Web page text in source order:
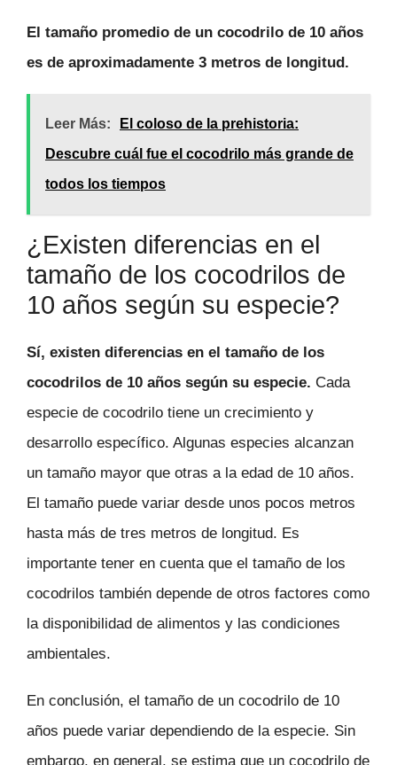
El tamaño promedio de un cocodrilo de 10 años
es de aproximadamente 3 metros de longitud.
Leer Más:
El coloso de la prehistoria:
Descubre cuál fue el cocodrilo más grande de
todos los tiempos
¿Existen diferencias en el
tamaño de los cocodrilos de
10 años según su especie?
Sí, existen diferencias en el tamaño de los
cocodrilos de 10 años según su especie. Cada
especie de cocodrilo tiene un crecimiento y
desarrollo específico. Algunas especies alcanzan
un tamaño mayor que otras a la edad de 10 años.
El tamaño puede variar desde unos pocos metros
hasta más de tres metros de longitud. Es
importante tener en cuenta que el tamaño de los
cocodrilos también depende de otros factores como
la disponibilidad de alimentos y las condiciones
ambientales.
En conclusión, el tamaño de un cocodrilo de 10
años puede variar dependiendo de la especie. Sin
embargo, en general, se estima que un cocodrilo de